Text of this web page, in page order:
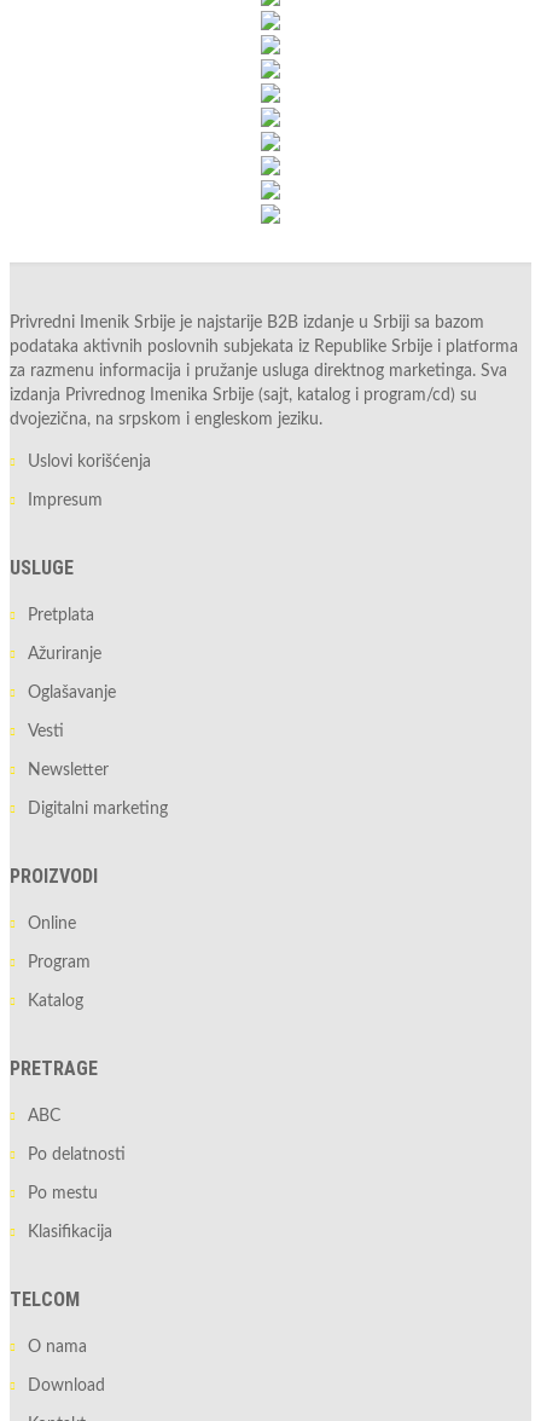
Privredni Imenik Srbije je najstarije B2B izdanje u Srbiji sa bazom
podataka aktivnih poslovnih subjekata iz Republike Srbije i platforma
za razmenu informacija i pružanje usluga direktnog marketinga. Sva
izdanja Privrednog Imenika Srbije (sajt, katalog i program/cd) su
dvojezična, na srpskom i engleskom jeziku.
Uslovi korišćenja
Impresum
USLUGE
Pretplata
Ažuriranje
Oglašavanje
Vesti
Newsletter
Digitalni marketing
PROIZVODI
Online
Program
Katalog
PRETRAGE
ABC
Po delatnosti
Po mestu
Klasifikacija
TELCOM
O nama
Download